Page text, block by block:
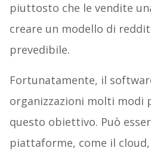
piuttosto che le vendite
creare un modello di
prevedibile.
Fortunatamente, il
organizzazioni molti modi
questo obiettivo. Può
piattaforme, come il